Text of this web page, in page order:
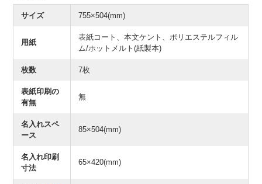
サイズ 755×504(mm)
用紙
表紙コート、本文ケント、ポリエステルフィル
ム/ホットメルト(紙製本)
枚数 7枚
表紙印刷の
有無
無
名入れスペ
ース
85×504(mm)
名入れ印刷
寸法
65×420(mm)